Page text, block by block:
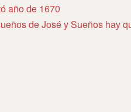
año de 1670
de José y Sueños hay